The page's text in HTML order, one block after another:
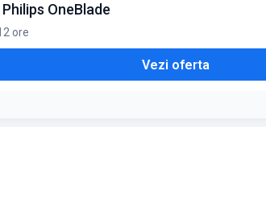
OneBlade
ore
Vezi oferta